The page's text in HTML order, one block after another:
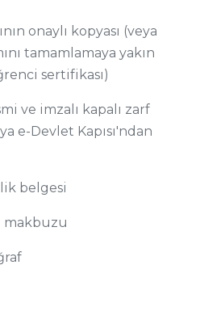
onaylı kopyası (veya
tamamlamaya yakın
sertifikası)
imzalı kapalı zarf
e-Devlet Kapısı'ndan
belgesi